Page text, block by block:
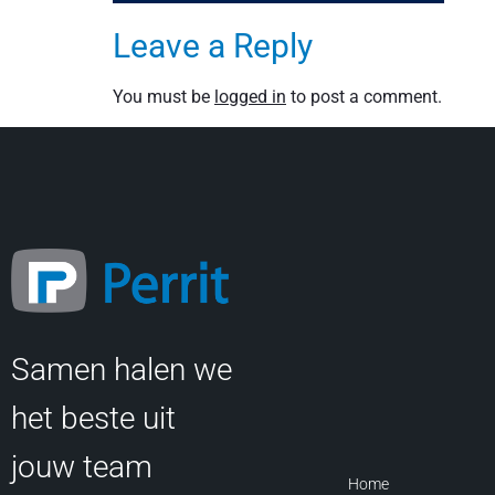
Leave a Reply
You must be logged in to post a comment.
Samen halen we
het beste uit
jouw team
Home